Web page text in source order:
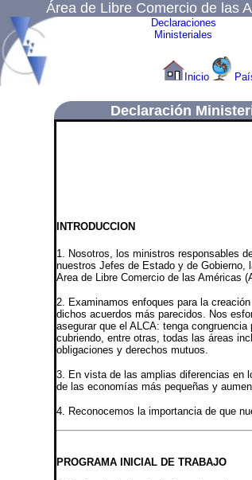
Área de Libre Comercio de las
Declaraciones
Ministeriales
Inicio
Declaración
INTRODUCCION
1. Nosotros, los ministros responsables
nuestros Jefes de Estado y de Gobierno,
Area de Libre Comercio de las Américas
2. Examinamos enfoques para la
dichos acuerdos más parecidos. Nos
asegurar que el ALCA: tenga
cubriendo, entre otras, todas las áreas
obligaciones y derechos mutuos.
3. En vista de las amplias diferencias en
de las economías más pequeñas y
4. Reconocemos la importancia de que
PROGRAMA INICIAL DE TRABAJO